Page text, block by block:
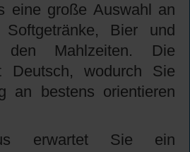
eine große Auswahl an
Bier und
Mahlzeiten. Die
Deutsch, wodurch Sie
an bestens orientieren
erwartet Sie ein